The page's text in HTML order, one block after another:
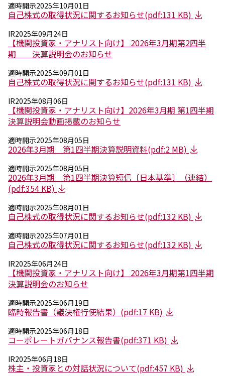
新卒採用（総合・事務職）
キャリア採用
NAGASEグループ採用情報
適時開示2025年10月01日
自己株式の取得状況に関するお知らせ(pdf:131 KB)
IR2025年09月24日
【機関投資家・アナリスト向け】 2026年3月期第2四半
期 決算説明会のお知らせ
適時開示2025年09月01日
自己株式の取得状況に関するお知らせ(pdf:131 KB)
IR2025年08月06日
【機関投資家・アナリスト向け】2026年3月期 第1四半期
決算説明会動画掲載のお知らせ
適時開示2025年08月05日
2026年3月期 第1四半期決算説明資料(pdf:2 MB)
適時開示2025年08月05日
2026年3月期 第1四半期決算短信〔日本基準〕（連結）
(pdf:354 KB)
適時開示2025年08月01日
自己株式の取得状況に関するお知らせ(pdf:132 KB)
適時開示2025年07月01日
自己株式の取得状況に関するお知らせ(pdf:132 KB)
IR2025年06月24日
【機関投資家・アナリスト向け】 2026年3月期第1四半期
決算説明会のお知らせ
適時開示2025年06月19日
臨時報告書（議決権行使結果）(pdf:17 KB)
適時開示2025年06月18日
コーポレートガバナンス報告書(pdf:371 KB)
IR2025年06月18日
株主・投資家との対話状況について(pdf:457 KB)